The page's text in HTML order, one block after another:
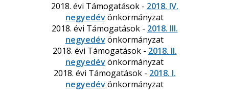
2018. évi Támogatások - 2018. IV.
negyedévönkormányzat
2018. évi Támogatások - 2018. III.
negyedévönkormányzat
2018. évi Támogatások - 2018. II.
negyedévönkormányzat
2018. évi Támogatások - 2018. I.
negyedévönkormányzat